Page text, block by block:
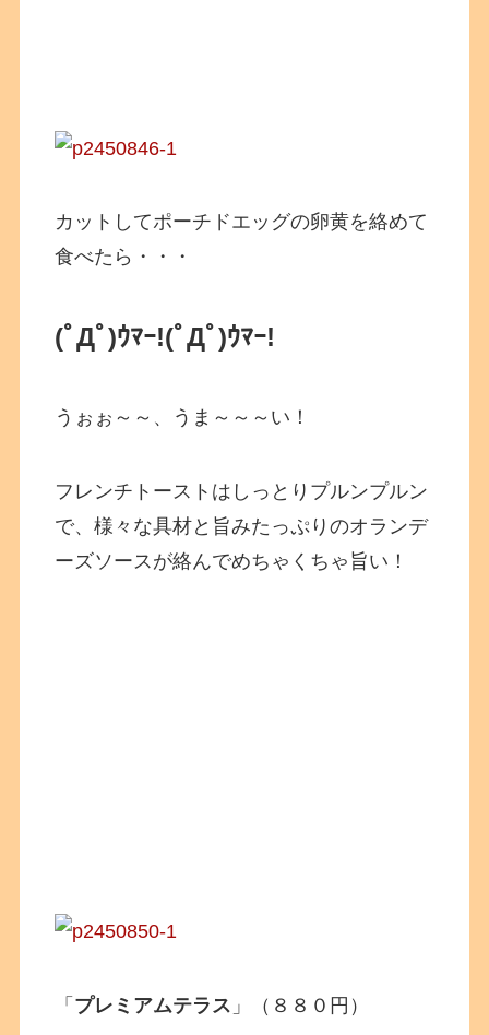
カットしてポーチドエッグの卵黄を絡めて
食べたら・・・
(ﾟДﾟ)ｳﾏｰ!(ﾟДﾟ)ｳﾏｰ!
うぉぉ～～、うま～～～い！
フレンチトーストはしっとりプルンプルン
で、様々な具材と旨みたっぷりのオランデ
ーズソースが絡んでめちゃくちゃ旨い！
「 プレミアムテラス 」（８８０円）